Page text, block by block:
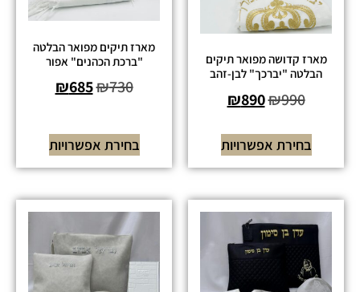
מארז קדושה מפואר תיקים
הבלטה "יברכך" לבן-זהב
₪990
₪890
בחירת אפשרויות
מארז תיקים מפואר הבלטה
"ברכת הכהנים" אפור
₪730
₪685
בחירת אפשרויות